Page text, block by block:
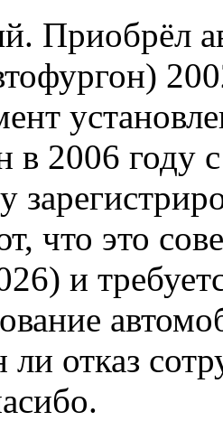
Приобрёл
в 2006
что это
и
отказ